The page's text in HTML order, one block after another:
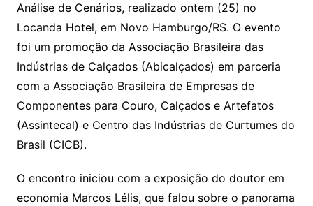
Análise de Cenários, realizado ontem (25) no
Locanda Hotel, em Novo Hamburgo/RS. O evento
foi um promoção da Associação Brasileira das
Indústrias de Calçados (Abicalçados) em parceria
com a Associação Brasileira de Empresas de
Componentes para Couro, Calçados e Artefatos
(Assintecal) e Centro das Indústrias de Curtumes do
Brasil (CICB).
O encontro iniciou com a exposição do doutor em
economia Marcos Lélis, que falou sobre o panorama